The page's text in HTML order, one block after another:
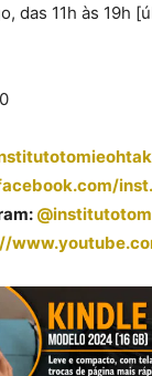
das 11h às 19h